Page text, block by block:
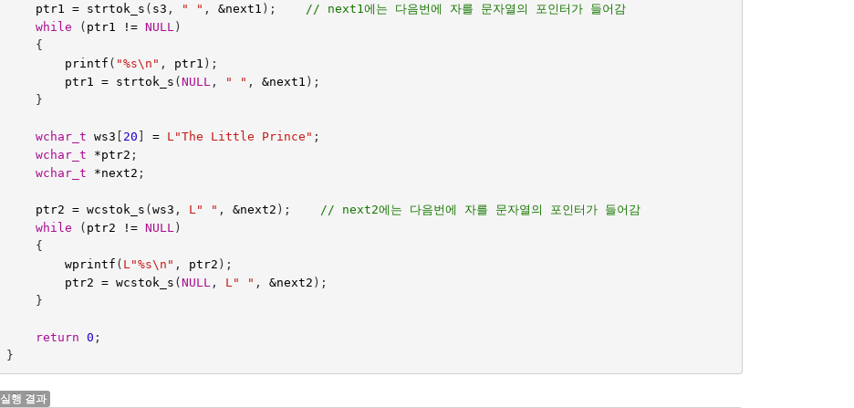
ptr1 = strtok_s ( s3 , " " , &next1 );
// next1에는 다음번에 자를 문자열의 포인터가 들어감
while
( ptr1 != NULL )
{
printf ( "%s\n " , ptr1 );
ptr1
= strtok_s (NULL , " " , &next1 );
}
wchar_t ws3 [ 20 ] = L"The Little Prince" ;
wchar_t
*ptr2 ;
wchar_t
*next2 ;
ptr2 = wcstok_s (ws3 , L" " , &next2 );
// next2에는 다음번에 자를 문자열의 포인터가 들어감
while
( ptr2 != NULL )
{
wprintf ( L"%s\n " , ptr2 );
ptr2 = wcstok_s (NULL , L" " , &next2 );
}
return 0 ;
}
실행 결과